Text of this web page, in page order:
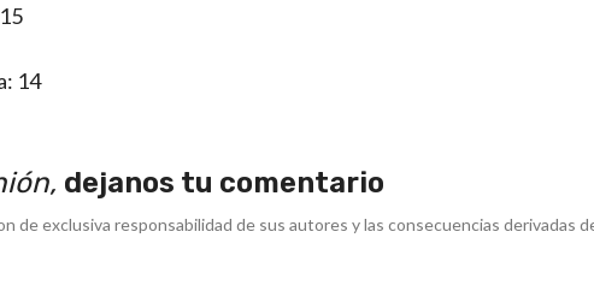
14
dejanos tu comentario
de exclusiva responsabilidad de sus autores y las consecuencias derivadas